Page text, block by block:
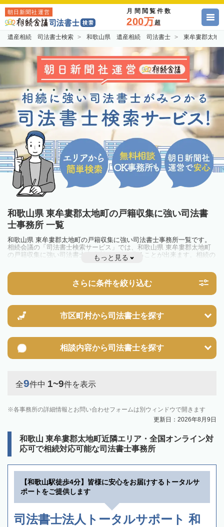
朝日新聞社運営 月間閲覧件数
200万超
遺産相続 司法書士検索 和歌山県 遺産相続 司法書士 東牟婁郡太
和歌山県 東牟婁郡太地町の戸籍収集に強い司法書
士事務所 一覧
和歌山県 東牟婁郡太地町の戸籍収集に強い司法書士事務所一覧です。
相続会議の「司法書士検索サービス」では、和歌山県 東牟婁郡太地町
の戸籍収集に強い司法書士事務所を一覧で見ることが出来ます。相続の
トラブルやお悩みを抱えている方は一度近隣の司法書士に相談してみま
もっと見る
さらに条件を絞り込む
市区町村から司法書士を探す
相談内容から司法書士を探す
全9件中 1~9件を表示
各事務所の詳細情報とお問い合わせフォームは別ウィンドウで開きます
更新日：2026年8月9日
和歌山 東牟婁郡太地町近隣エリア・全国オンライン対
応可で相続対応可能な司法書士事務所
【和歌山駅徒歩4分】皆様に安心をお届けするトータルサ
ポートをご提供します
司法書士法人トータルサポート 和